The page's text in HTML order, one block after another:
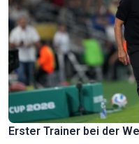
Erster Trainer bei der